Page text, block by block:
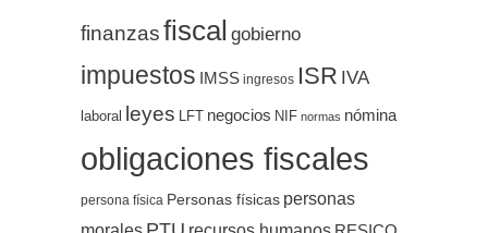
finanzasfiscal gobierno
impuestos IMSS ingresos ISR IVA
laboral leyes LFT negocios NIF normas nómina
obligaciones fiscales
persona física Personas físicas personas